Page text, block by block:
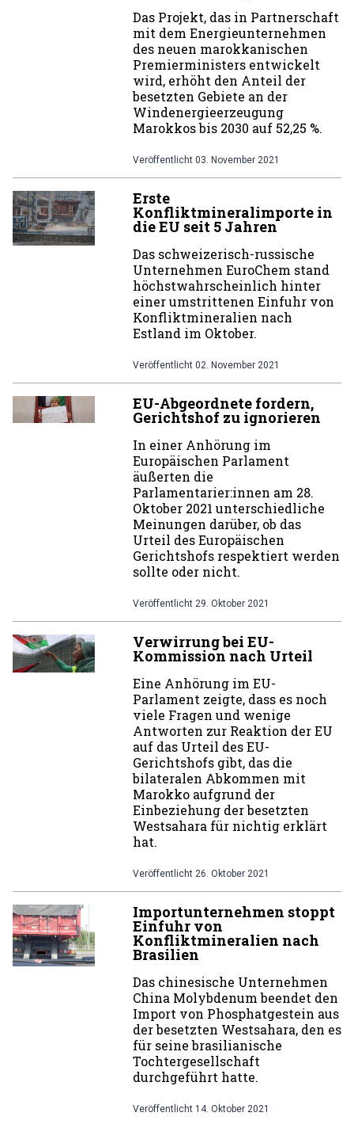
Das Projekt, das in Partnerschaft
mit dem Energieunternehmen
des neuen marokkanischen
Premierministers entwickelt
wird, erhöht den Anteil der
besetzten Gebiete an der
Windenergieerzeugung
Marokkos bis 2030 auf 52,25 %.
Veröffentlicht 03. November 2021
Erste
Konfliktmineralimporte in
die EU seit 5 Jahren
Das schweizerisch-russische
Unternehmen EuroChem stand
höchstwahrscheinlich hinter
einer umstrittenen Einfuhr von
Konfliktmineralien nach
Estland im Oktober.
Veröffentlicht 02. November 2021
EU-Abgeordnete fordern,
Gerichtshof zu ignorieren
In einer Anhörung im
Europäischen Parlament
äußerten die
Parlamentarier:innen am 28.
Oktober 2021 unterschiedliche
Meinungen darüber, ob das
Urteil des Europäischen
Gerichtshofs respektiert werden
sollte oder nicht.
Veröffentlicht 29. Oktober 2021
Verwirrung bei EU-
Kommission nach Urteil
Eine Anhörung im EU-
Parlament zeigte, dass es noch
viele Fragen und wenige
Antworten zur Reaktion der EU
auf das Urteil des EU-
Gerichtshofs gibt, das die
bilateralen Abkommen mit
Marokko aufgrund der
Einbeziehung der besetzten
Westsahara für nichtig erklärt
hat.
Veröffentlicht 26. Oktober 2021
Importunternehmen stoppt
Einfuhr von
Konfliktmineralien nach
Brasilien
Das chinesische Unternehmen
China Molybdenum beendet den
Import von Phosphatgestein aus
der besetzten Westsahara, den es
für seine brasilianische
Tochtergesellschaft
durchgeführt hatte.
Veröffentlicht 14. Oktober 2021